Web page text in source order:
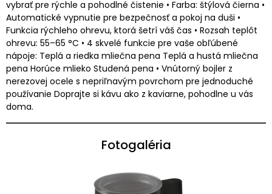
vybrať pre rýchle a pohodlné čistenie • Farba: štýlová čierna •
Automatické vypnutie pre bezpečnosť a pokoj na duši •
Funkcia rýchleho ohrevu, ktorá šetrí váš čas • Rozsah teplôt
ohrevu: 55–65 °C • 4 skvelé funkcie pre vaše obľúbené
nápoje: Teplá a riedka mliečna pena Teplá a hustá mliečna
pena Horúce mlieko Studená pena • Vnútorný bojler z
nerezovej ocele s nepriľnavým povrchom pre jednoduché
používanie Doprajte si kávu ako z kaviarne, pohodlne u vás
doma.
Fotogaléria